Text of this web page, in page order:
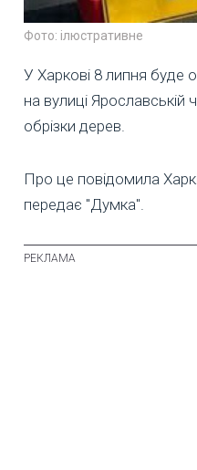
Фото: ілюстративне
У Харкові 8 липня буде
на вулиці Ярославській
обрізки дерев.
Про це повідомила
передає "Думка".